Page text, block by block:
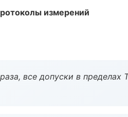
измерений
все допуски в